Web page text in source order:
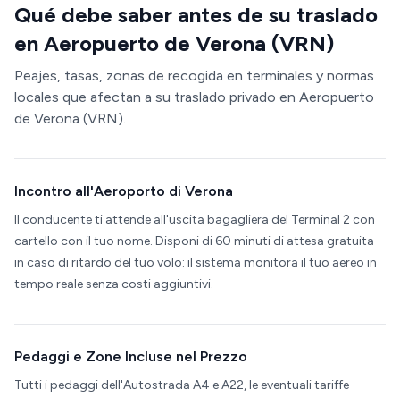
Qué debe saber antes de su traslado
en Aeropuerto de Verona (VRN)
Peajes, tasas, zonas de recogida en terminales y normas
locales que afectan a su traslado privado en Aeropuerto
de Verona (VRN).
Incontro all'Aeroporto di Verona
Il conducente ti attende all'uscita bagagliera del Terminal 2 con
cartello con il tuo nome. Disponi di 60 minuti di attesa gratuita
in caso di ritardo del tuo volo: il sistema monitora il tuo aereo in
tempo reale senza costi aggiuntivi.
Pedaggi e Zone Incluse nel Prezzo
Tutti i pedaggi dell'Autostrada A4 e A22, le eventuali tariffe